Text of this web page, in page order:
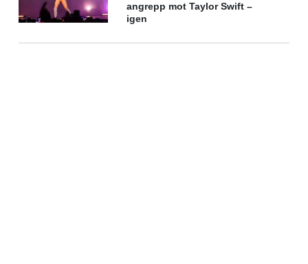
angrepp mot Taylor Swift –
igen